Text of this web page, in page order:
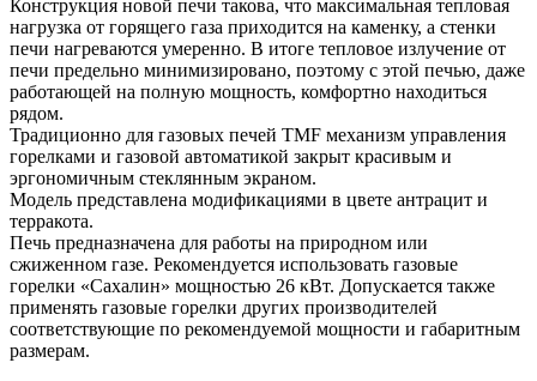
Конструкция новой печи такова, что максимальная тепловая
нагрузка от горящего газа приходится на каменку, а стенки
печи нагреваются умеренно. В итоге тепловое излучение от
печи предельно минимизировано, поэтому с этой печью, даже
работающей на полную мощность, комфортно находиться
рядом.
Традиционно для газовых печей TMF механизм управления
горелками и газовой автоматикой закрыт красивым и
эргономичным стеклянным экраном.
Модель представлена модификациями в цвете антрацит и
терракота.
Печь предназначена для работы на природном или
сжиженном газе. Рекомендуется использовать газовые
горелки «Сахалин» мощностью 26 кВт. Допускается также
применять газовые горелки других производителей
соответствующие по рекомендуемой мощности и габаритным
размерам.